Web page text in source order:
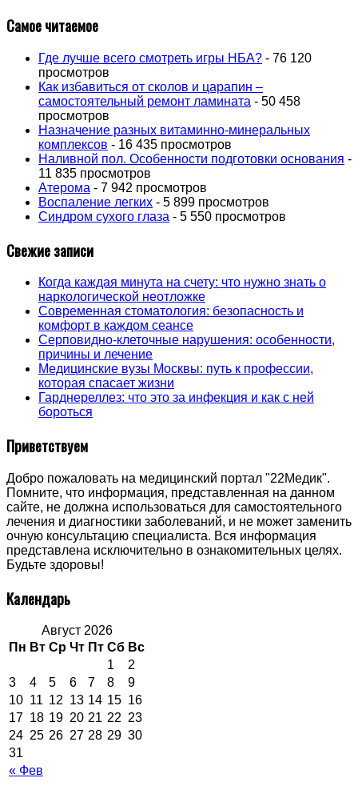
Самое читаемое
Где лучше всего смотреть игры НБА? - 76 120
просмотров
Как избавиться от сколов и царапин –
самостоятельный ремонт ламината - 50 458
просмотров
Назначение разных витаминно-минеральных
комплексов - 16 435 просмотров
Наливной пол. Особенности подготовки основания -
11 835 просмотров
Атерома - 7 942 просмотров
Воспаление легких - 5 899 просмотров
Синдром сухого глаза - 5 550 просмотров
Свежие записи
Когда каждая минута на счету: что нужно знать о
наркологической неотложке
Современная стоматология: безопасность и
комфорт в каждом сеансе
Серповидно-клеточные нарушения: особенности,
причины и лечение
Медицинские вузы Москвы: путь к профессии,
которая спасает жизни
Гарднереллез: что это за инфекция и как с ней
бороться
Приветствуем
Добро пожаловать на медицинский портал "22Медик".
Помните, что информация, представленная на данном
сайте, не должна использоваться для самостоятельного
лечения и диагностики заболеваний, и не может заменить
очную консультацию специалиста. Вся информация
представлена исключительно в ознакомительных целях.
Будьте здоровы!
Календарь
Август 2026
Пн Вт Ср Чт Пт Сб Вс
« Фев
1
2
3
4 5 6 7 8
9
10 11 12 13 14 15 16
17 18 19 20 21 22 23
24 25 26 27 28 29 30
31